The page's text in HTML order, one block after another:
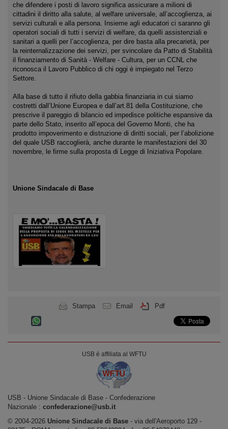
che difendere i posti di lavoro significa assicurare a milioni di
cittadini il diritto alla salute, al welfare universale, all’accoglienza, ai
servizi culturali e alla persona. Insieme agli educatori ci saranno gli
operatori sociali di tutti i servizi di welfare, da quelli assistenziali e
sanitari a quelli per l’accoglienza, per dire basta alla precarietà, per
la reinternalizzazione dei servizi, per svincolare da Patto di Stabilità
il finanziamento di Sanità - Welfare - Cultura, per un CCNL che
riconosca il Lavoro Pubblico di chi oggi è impiegato nel Terzo
Settore.
Alla base di tutto il rifiuto della gabbia finanziaria in cui siamo
costretti dall’Unione Europea e dall’art.81 della Costituzione, che
prescrive il pareggio di bilancio ed impedisce politiche espansive da
parte dello Stato, inserito all’epoca del Governo Monti, che ha
prodotto impoverimento e distruzione di diritti sociali, per l’abolizione
del quale USB raccoglierà, anche durante le manifestazioni del 30
novembre, le firme sulla proposta di Legge di Iniziativa Popolare.
Unione Sindacale di Base
Stampa Email Pdf
USB è affiliata al WFTU
USB ‐ Unione Sindacale di Base - Confederazione
Nazionale : confederazione@usb.it
© 2004-2026 Unione Sindacale di Base ‐ via dell'Aeroporto 129 -